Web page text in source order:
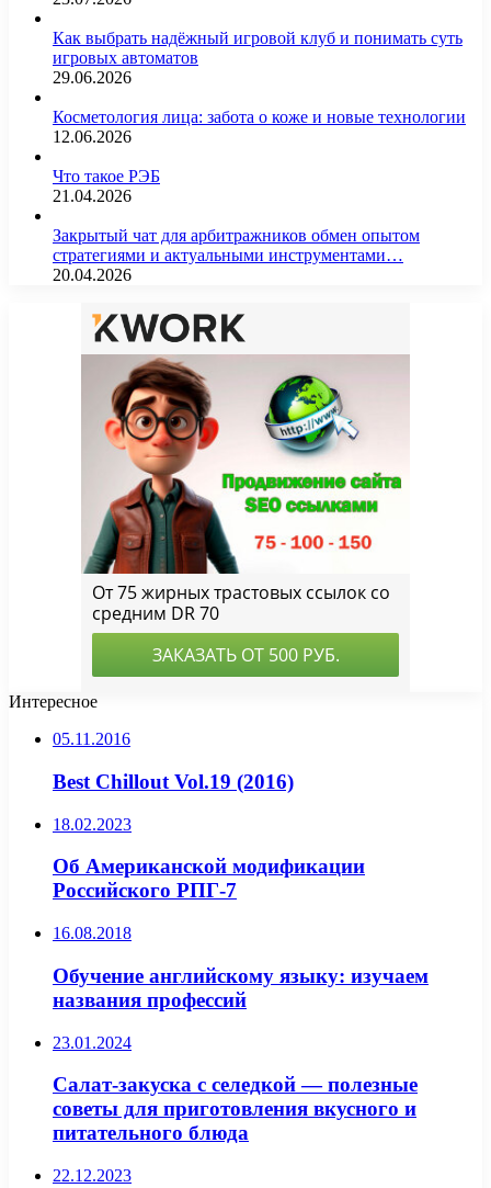
Как выбрать надёжный игровой клуб и понимать суть
игровых автоматов
29.06.2026
Косметология лица: забота о коже и новые технологии
12.06.2026
Что такое РЭБ
21.04.2026
Закрытый чат для арбитражников обмен опытом
стратегиями и актуальными инструментами…
20.04.2026
Интересное
05.11.2016
Best Chillout Vol.19 (2016)
18.02.2023
Об Американской модификации
Российского РПГ-7
16.08.2018
Обучение английскому языку: изучаем
названия профессий
23.01.2024
Салат-закуска с селедкой — полезные
советы для приготовления вкусного и
питательного блюда
22.12.2023